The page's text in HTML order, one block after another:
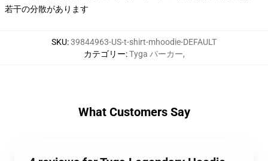
若干の分散があります
SKU:39844963-US-t-shirt-mhoodie-DEFAULT
カテゴリー:Tyga パーカー,
What Customers Say